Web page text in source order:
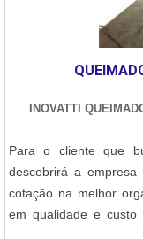
INOVATTI
Para o cliente que
descobrirá a
cotação na melhor
em qualidade e custo